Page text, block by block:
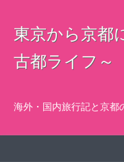
東京から京都
古都ライフ～
海外・国内旅行記と京都